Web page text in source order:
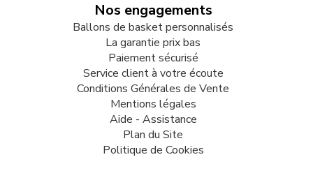
Nos engagements
Ballons de basket personnalisés
La garantie prix bas
Paiement sécurisé
Service client à votre écoute
Conditions Générales de Vente
Mentions légales
Aide - Assistance
Plan du Site
Politique de Cookies